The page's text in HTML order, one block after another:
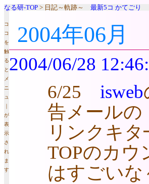
なる研-TOP > 日記～軌跡～ 最新5コ かてごり
コ
コ
を
触
る
と
メ
ニ
ュ
｜
が
表
示
さ
れ
ま
す
2004年06月
2004/06/28
6/25 isweb
告メールの
リンクキ
TOPのカウ
はすごいな